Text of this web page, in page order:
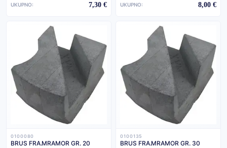
UKUPNO: 7,30 € UKUPNO: 8,00 €
0100080
BRUS FRA.MRAMOR GR. 20
0100135
BRUS FRA.MRAMOR GR. 30